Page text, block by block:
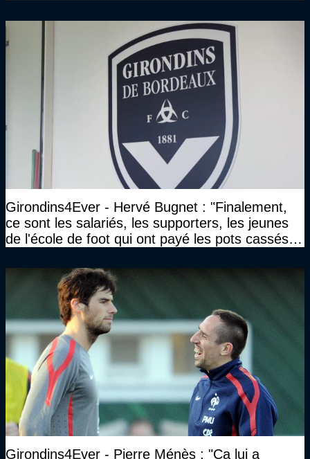
Girondins4Ever - Hervé Bugnet : "Finalement,
ce sont les salariés, les supporters, les jeunes
de l'école de foot qui ont payé les pots cassés
Girondins4Ever - Pierre Ménès : "Ca lui a